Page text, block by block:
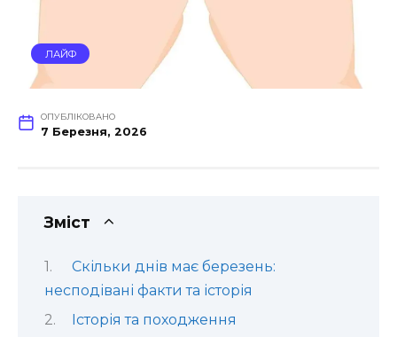
ЛАЙФ
ОПУБЛІКОВАНО
7 Березня, 2026
Зміст
Скільки днів має березень:
несподівані факти та історія
Історія та походження